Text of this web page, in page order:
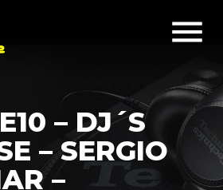
menu
– DJ´S
– SERGIO
–